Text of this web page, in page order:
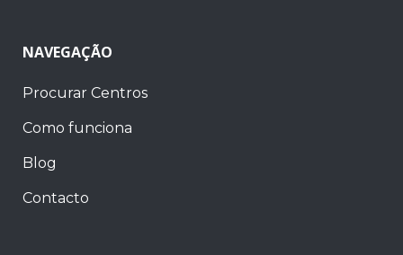
NAVEGAÇÃO
Procurar Centros
Como funciona
Blog
Contacto